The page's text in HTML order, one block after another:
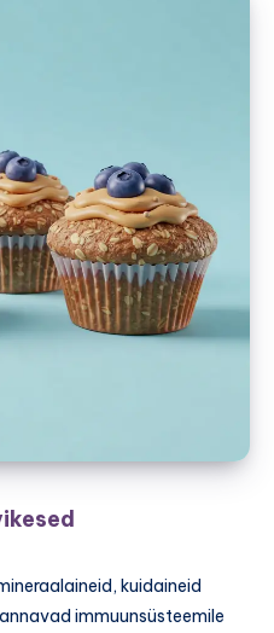
kuidaineid
immuunsüsteemile